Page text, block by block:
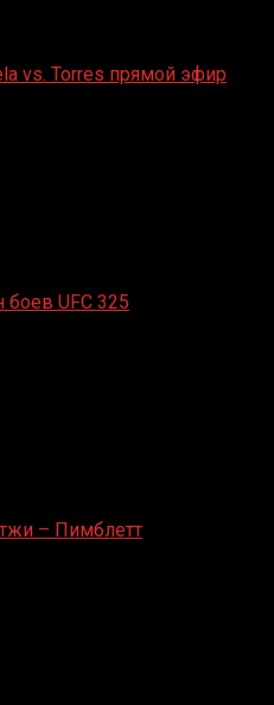
vs. Torres прямой эфир
UFC 325
– Пимблетт